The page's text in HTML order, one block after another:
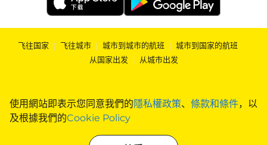
使用網站即表示您同意我們的隱私權政策、 條款和條件，以
及根據我們的Cookie Policy
飞往国家 | 飞往城市 | 城市到城市的航班 | 城市到国家的航班 |
从国家出发 | 从城市出发